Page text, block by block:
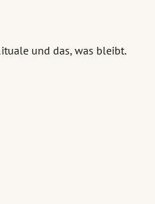
und das, was bleibt.